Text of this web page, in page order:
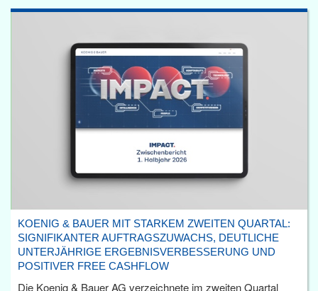
KOENIG & BAUER MIT STARKEM ZWEITEN QUARTAL:
SIGNIFIKANTER AUFTRAGSZUWACHS, DEUTLICHE
UNTERJÄHRIGE ERGEBNISVERBESSERUNG UND
POSITIVER FREE CASHFLOW
Die Koenig & Bauer AG verzeichnete im zweiten Quartal